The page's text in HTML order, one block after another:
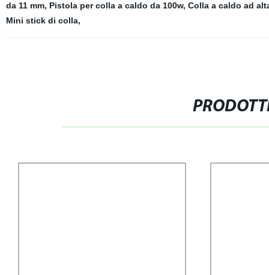
da 11 mm, Pistola per colla a caldo da 100w, Colla a caldo ad
Mini stick di colla,